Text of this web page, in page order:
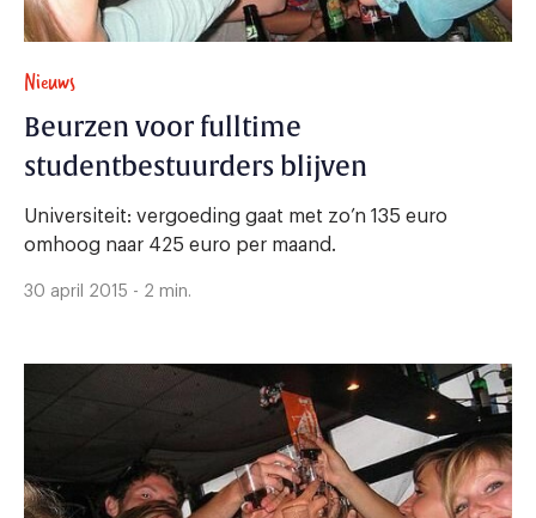
Nieuws
Beurzen voor fulltime
studentbestuurders blijven
Universiteit: vergoeding gaat met zo’n 135 euro
omhoog naar 425 euro per maand.
30 april 2015 - 2 min.